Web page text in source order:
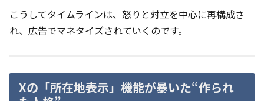
こうしてタイムラインは、怒りと対立を中心に再構成さ
れ、広告でマネタイズされていくのです。
Xの「所在地表示」機能が暴いた“作られ